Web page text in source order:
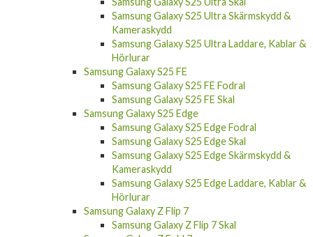
Samsung Galaxy S25 Plus Laddare, Kablar &
Hörlurar
Samsung Galaxy S25 Ultra
Samsung Galaxy S25 Ultra Fodral
Samsung Galaxy S25 Ultra Skal
Samsung Galaxy S25 Ultra Skärmskydd &
Kameraskydd
Samsung Galaxy S25 Ultra Laddare, Kablar &
Hörlurar
Samsung Galaxy S25 FE
Samsung Galaxy S25 FE Fodral
Samsung Galaxy S25 FE Skal
Samsung Galaxy S25 Edge
Samsung Galaxy S25 Edge Fodral
Samsung Galaxy S25 Edge Skal
Samsung Galaxy S25 Edge Skärmskydd &
Kameraskydd